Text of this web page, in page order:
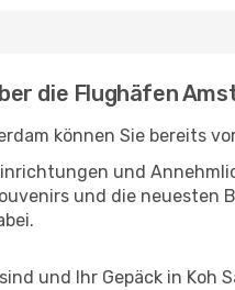
die Flughäfen
können Sie bereits
und
und die neuesten
und Ihr Gepäck in